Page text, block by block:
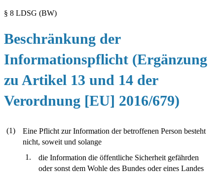
§ 8 LDSG (BW)
Beschränkung der
Informationspflicht (Ergänzung
zu Artikel 13 und 14 der
Verordnung [EU] 2016/679)
(1)
Eine Pflicht zur Information der betroffenen Person besteht
nicht, soweit und solange
1.
die Information die öffentliche Sicherheit gefährden
oder sonst dem Wohle des Bundes oder eines Landes